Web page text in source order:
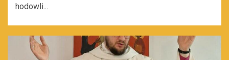
hodowli...